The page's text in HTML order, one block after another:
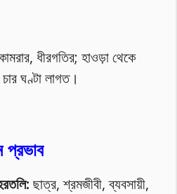
ধীরগতির; হাওড়া থেকে
ঘণ্টা লাগত।
প্রভাব
ছাত্র, শ্রমজীবী, ব্যবসায়ী,